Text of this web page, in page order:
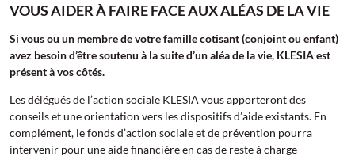
VOUS AIDER À FAIRE FACE AUX ALÉAS DE LA VIE
Si vous ou un membre de votre famille cotisant (conjoint ou enfant)
avez besoin d’être soutenu à la suite d’un aléa de la vie, KLESIA est
présent à vos côtés.
Les délégués de l’action sociale KLESIA vous apporteront des
conseils et une orientation vers les dispositifs d’aide existants. En
complément, le fonds d’action sociale et de prévention pourra
intervenir pour une aide financière en cas de reste à charge